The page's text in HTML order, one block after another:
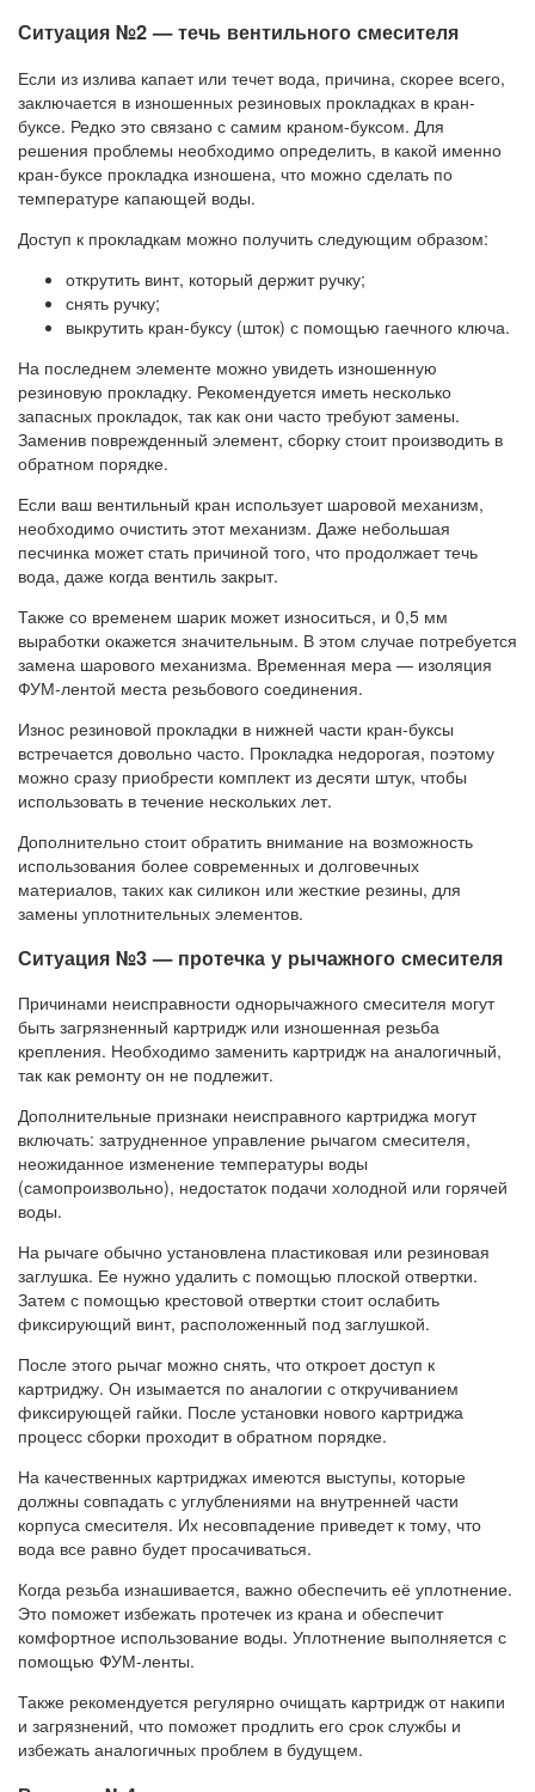
Ситуация №2 — течь вентильного смесителя
Если из излива капает или течет вода, причина, скорее всего,
заключается в изношенных резиновых прокладках в кран-
буксе. Редко это связано с самим краном-буксом. Для
решения проблемы необходимо определить, в какой именно
кран-буксе прокладка изношена, что можно сделать по
температуре капающей воды.
Доступ к прокладкам можно получить следующим образом:
открутить винт, который держит ручку;
снять ручку;
выкрутить кран-буксу (шток) с помощью гаечного ключа.
На последнем элементе можно увидеть изношенную
резиновую прокладку. Рекомендуется иметь несколько
запасных прокладок, так как они часто требуют замены.
Заменив поврежденный элемент, сборку стоит производить в
обратном порядке.
Если ваш вентильный кран использует шаровой механизм,
необходимо очистить этот механизм. Даже небольшая
песчинка может стать причиной того, что продолжает течь
вода, даже когда вентиль закрыт.
Также со временем шарик может износиться, и 0,5 мм
выработки окажется значительным. В этом случае потребуется
замена шарового механизма. Временная мера — изоляция
ФУМ-лентой места резьбового соединения.
Износ резиновой прокладки в нижней части кран-буксы
встречается довольно часто. Прокладка недорогая, поэтому
можно сразу приобрести комплект из десяти штук, чтобы
использовать в течение нескольких лет.
Дополнительно стоит обратить внимание на возможность
использования более современных и долговечных
материалов, таких как силикон или жесткие резины, для
замены уплотнительных элементов.
Ситуация №3 — протечка у рычажного смесителя
Причинами неисправности однорычажного смесителя могут
быть загрязненный картридж или изношенная резьба
крепления. Необходимо заменить картридж на аналогичный,
так как ремонту он не подлежит.
Дополнительные признаки неисправного картриджа могут
включать: затрудненное управление рычагом смесителя,
неожиданное изменение температуры воды
(самопроизвольно), недостаток подачи холодной или горячей
воды.
На рычаге обычно установлена пластиковая или резиновая
заглушка. Ее нужно удалить с помощью плоской отвертки.
Затем с помощью крестовой отвертки стоит ослабить
фиксирующий винт, расположенный под заглушкой.
После этого рычаг можно снять, что откроет доступ к
картриджу. Он изымается по аналогии с откручиванием
фиксирующей гайки. После установки нового картриджа
процесс сборки проходит в обратном порядке.
На качественных картриджах имеются выступы, которые
должны совпадать с углублениями на внутренней части
корпуса смесителя. Их несовпадение приведет к тому, что
вода все равно будет просачиваться.
Когда резьба изнашивается, важно обеспечить её уплотнение.
Это поможет избежать протечек из крана и обеспечит
комфортное использование воды. Уплотнение выполняется с
помощью ФУМ-ленты.
Также рекомендуется регулярно очищать картридж от накипи
и загрязнений, что поможет продлить его срок службы и
избежать аналогичных проблем в будущем.